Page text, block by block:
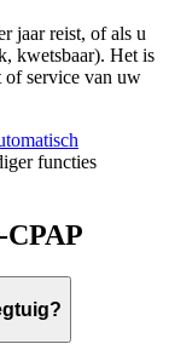
jaar reist, of als u
kwetsbaar). Het is
of service van uw
functies
CPAP